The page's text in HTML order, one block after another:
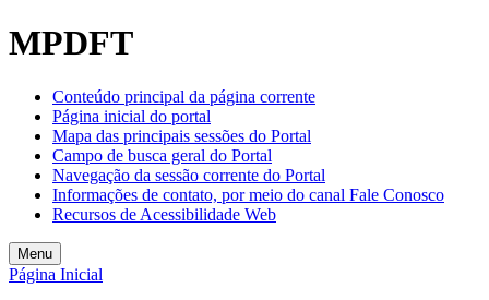
MPDFT
Conteúdo principal da página corrente
Página inicial do portal
Mapa das principais sessões do Portal
Campo de busca geral do Portal
Navegação da sessão corrente do Portal
Informações de contato, por meio do canal Fale Conosco
Recursos de Acessibilidade Web
Menu
Página Inicial